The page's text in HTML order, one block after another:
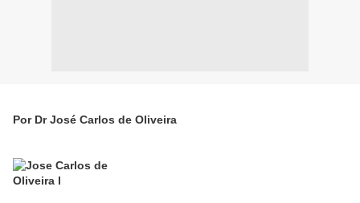
Por Dr José Carlos de Oliveira